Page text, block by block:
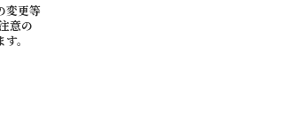
変更等
意の
。